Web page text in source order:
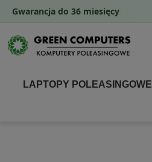
LAPTOPY POLEASINGOWE
Gwarancja do 36 miesięcy